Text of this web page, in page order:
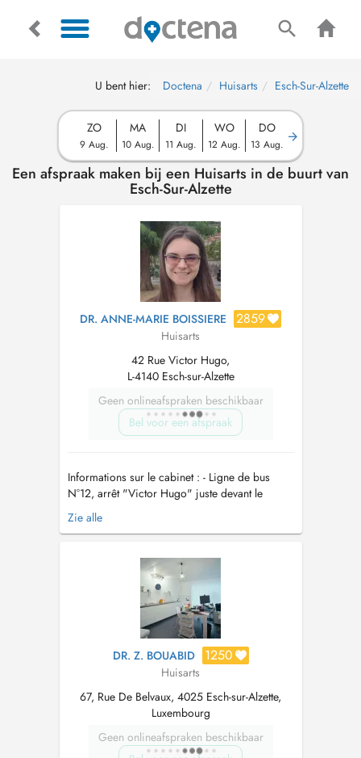
U bent hier: Doctena Huisarts Esch-Sur-Alzette
ZO
9 Aug.
MA
10 Aug.
DI
11 Aug.
WO
12 Aug.
DO
13 Aug.
Een afspraak maken bij een Huisarts in de buurt van
Esch-Sur-Alzette
DR. ANNE-MARIE BOISSIERE 2859
Huisarts
42 Rue Victor Hugo,
L-4140 Esch-sur-Alzette
Geen onlineafspraken beschikbaar
Bel voor een afspraak
Informations sur le cabinet : - Ligne de bus
N°12, arrêt "Victor Hugo" juste devant le
cabinet médical. - Cabinet situé au rez-de-
chaussée Diplôme : - Docteur en médecine
docteur.boissiere@gmail.com...
Zie alle
DR. Z. BOUABID 1250
Huisarts
67, Rue De Belvaux, 4025 Esch-sur-Alzette,
Luxembourg
Geen onlineafspraken beschikbaar